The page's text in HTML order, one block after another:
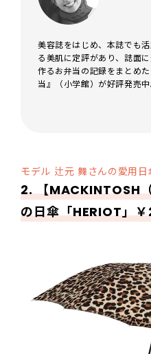
美容誌をはじめ、本誌でも
る美肌に定評があり、誌面
作るお弁当の記録をまとめ
当』（小学館）が好評発売中
モデル 辻元 舞さんの愛用日
2. 【MACKINTOSH
の日傘「HERIOT」